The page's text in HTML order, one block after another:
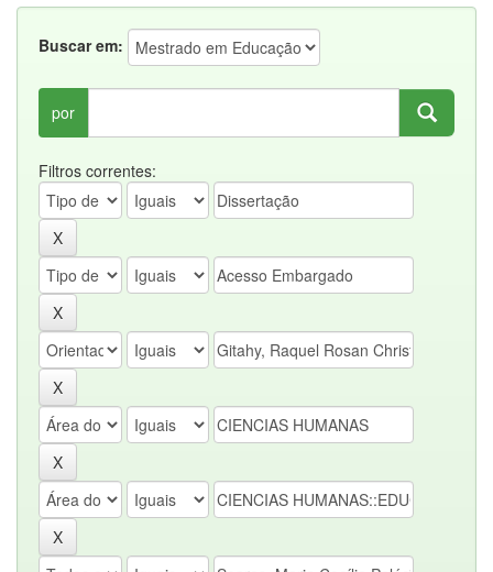
Buscar em:
por
Filtros correntes: